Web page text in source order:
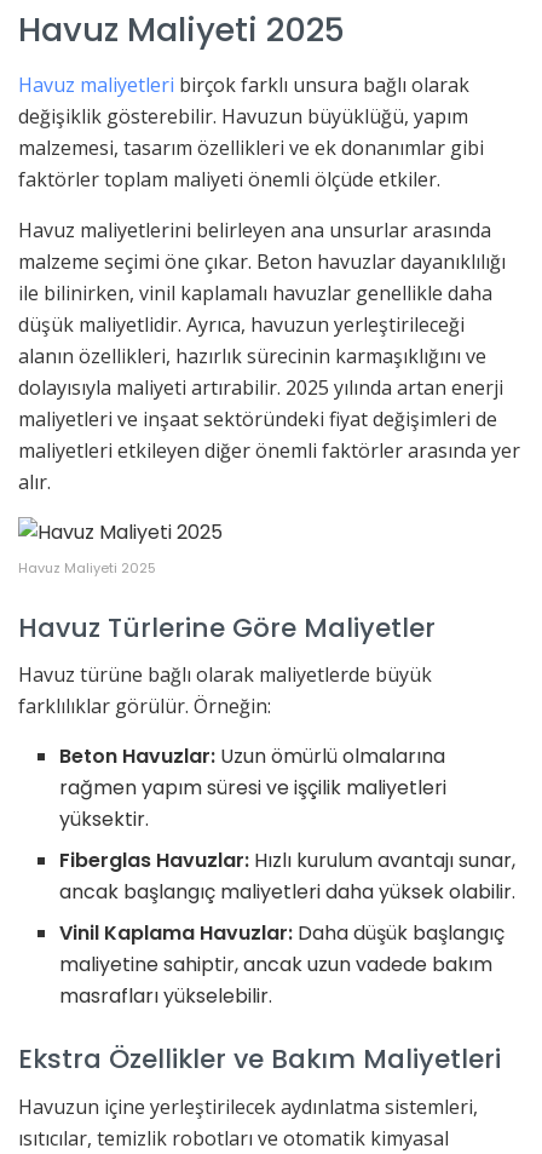
Havuz Maliyeti 2025
Havuz maliyetleri birçok farklı unsura bağlı olarak
değişiklik gösterebilir. Havuzun büyüklüğü, yapım
malzemesi, tasarım özellikleri ve ek donanımlar gibi
faktörler toplam maliyeti önemli ölçüde etkiler.
Havuz maliyetlerini belirleyen ana unsurlar arasında
malzeme seçimi öne çıkar. Beton havuzlar dayanıklılığı
ile bilinirken, vinil kaplamalı havuzlar genellikle daha
düşük maliyetlidir. Ayrıca, havuzun yerleştirileceği
alanın özellikleri, hazırlık sürecinin karmaşıklığını ve
dolayısıyla maliyeti artırabilir. 2025 yılında artan enerji
maliyetleri ve inşaat sektöründeki fiyat değişimleri de
maliyetleri etkileyen diğer önemli faktörler arasında yer
alır.
Havuz Maliyeti 2025
Havuz Türlerine Göre Maliyetler
Havuz türüne bağlı olarak maliyetlerde büyük
farklılıklar görülür. Örneğin:
Beton Havuzlar: Uzun ömürlü olmalarına
rağmen yapım süresi ve işçilik maliyetleri
yüksektir.
Fiberglas Havuzlar: Hızlı kurulum avantajı sunar,
ancak başlangıç maliyetleri daha yüksek olabilir.
Vinil Kaplama Havuzlar: Daha düşük başlangıç
maliyetine sahiptir, ancak uzun vadede bakım
masrafları yükselebilir.
Ekstra Özellikler ve Bakım Maliyetleri
Havuzun içine yerleştirilecek aydınlatma sistemleri,
ısıtıcılar, temizlik robotları ve otomatik kimyasal